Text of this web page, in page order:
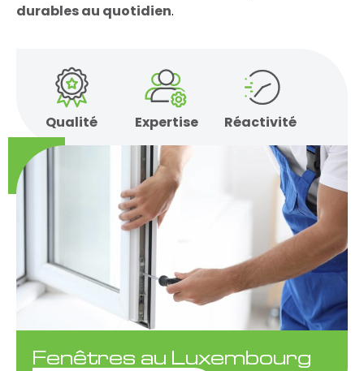
durables au quotidien.
Qualité Expertise Réactivité
Fenêtres au Luxembourg